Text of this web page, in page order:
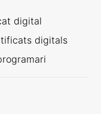
digital
digitals